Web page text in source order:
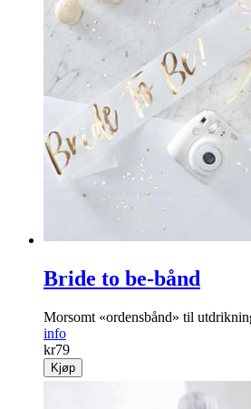
Bride to be-bånd
Morsomt «ordensbånd» til
info
kr79
Kjøp